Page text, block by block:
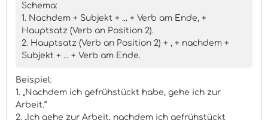
Schema:
1. Nachdem + Subjekt + ... + Verb am Ende, +
Hauptsatz (Verb an Position 2).
2. Hauptsatz (Verb an Position 2) + , + nachdem +
Subjekt + ... + Verb am Ende.
Beispiel:
1. „Nachdem ich gefrühstückt habe, gehe ich zur
Arbeit.“
2. „Ich gehe zur Arbeit, nachdem ich gefrühstückt